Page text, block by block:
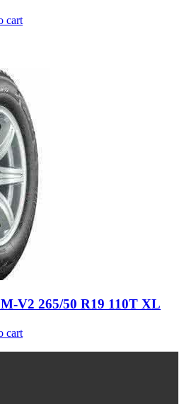
cart
V2 265/50 R19 110T XL
cart